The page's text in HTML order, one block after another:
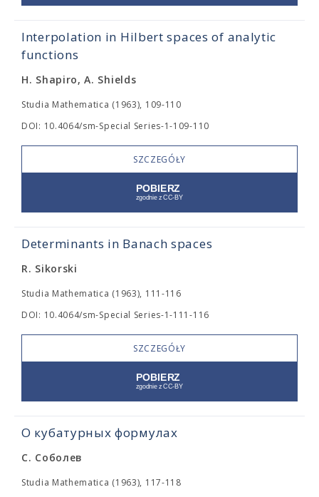
Interpolation in Hilbert spaces of analytic
functions
H. Shapiro, A. Shields
Studia Mathematica (1963), 109-110
DOI: 10.4064/sm-Special Series-1-109-110
SZCZEGÓŁY
Determinants in Banach spaces
R. Sikorski
Studia Mathematica (1963), 111-116
DOI: 10.4064/sm-Special Series-1-111-116
SZCZEGÓŁY
О кубатурных формулах
С. Соболев
Studia Mathematica (1963), 117-118